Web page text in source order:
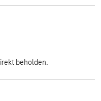
beholden.